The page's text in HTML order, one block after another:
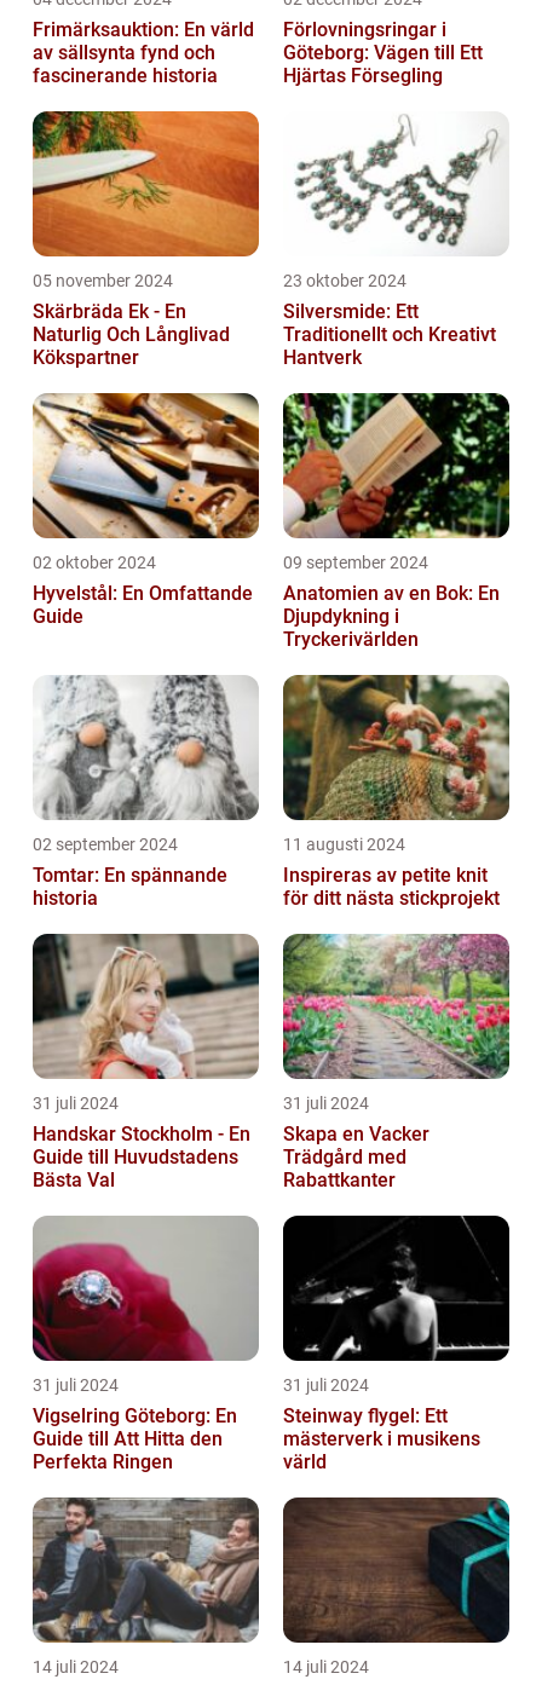
Frimärksauktion: En värld
av sällsynta fynd och
fascinerande historia
Förlovningsringar i
Göteborg: Vägen till Ett
Hjärtas Försegling
05 november 2024
Skärbräda Ek - En
Naturlig Och Långlivad
Kökspartner
23 oktober 2024
Silversmide: Ett
Traditionellt och Kreativt
Hantverk
02 oktober 2024
Hyvelstål: En Omfattande
Guide
09 september 2024
Anatomien av en Bok: En
Djupdykning i
Tryckerivärlden
02 september 2024
Tomtar: En spännande
historia
11 augusti 2024
Inspireras av petite knit
för ditt nästa stickprojekt
31 juli 2024
Handskar Stockholm - En
Guide till Huvudstadens
Bästa Val
31 juli 2024
Skapa en Vacker
Trädgård med
Rabattkanter
31 juli 2024
Vigselring Göteborg: En
Guide till Att Hitta den
Perfekta Ringen
31 juli 2024
Steinway flygel: Ett
mästerverk i musikens
värld
14 juli 2024 14 juli 2024